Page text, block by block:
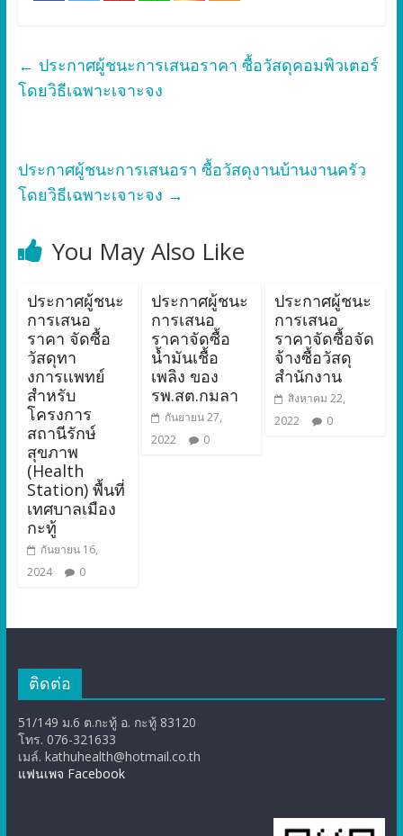
← ประกาศผู้ชนะการเสนอราคา ซื้อวัสดุคอมพิวเตอร์
โดยวิธีเฉพาะเจาะจง
ประกาศผู้ชนะการเสนอรา ซื้อวัสดุงานบ้านงานครัว
โดยวิธีเฉพาะเจาะจง →
You May Also Like
ประกาศผู้ชนะ
การเสนอ
ราคา จัดซื้อ
วัสดุทา
งการเเพทย์
สำหรับ
โครงการ
สถานีรักษ์
สุขภาพ
(Health
Station) พื้นที่
เทศบาลเมือง
กะทู้
กันยายน 16,
2024
0
ประกาศผู้ชนะ
การเสนอ
ราคาจัดซื้อ
น้ำมันเชื้อ
เพลิง ของ
รพ.สต.กมลา
กันยายน 27,
2022
0
ประกาศผู้ชนะ
การเสนอ
ราคาจัดซื้อจัด
จ้างซื้อวัสดุ
สำนักงาน
สิงหาคม 22,
2022
0
ติดต่อ
51/149 ม.6 ต.กะทู้ อ. กะทู้ 83120
โทร. 076-321633
เมล์. kathuhealth@hotmail.co.th
แฟนเพจ Facebook